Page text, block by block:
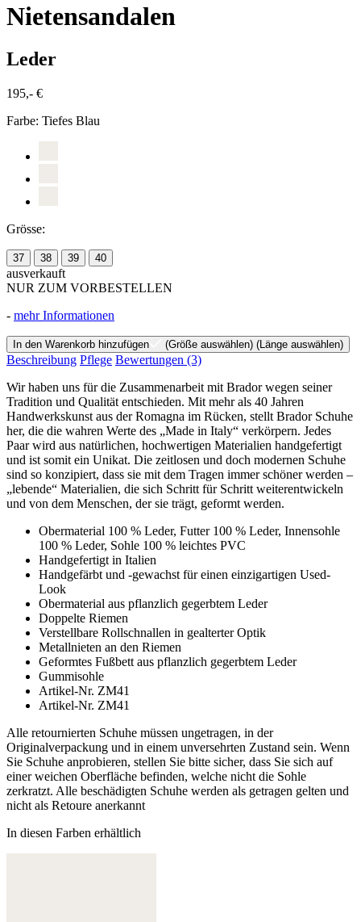
Nietensandalen
Leder
195,- €
Farbe: Tiefes Blau
Grösse:
37 38 39 40
ausverkauft
NUR ZUM VORBESTELLEN
- mehr Informationen
In den Warenkorb hinzufügen (Größe auswählen) (Länge auswählen)
Beschreibung Pflege Bewertungen (3)
Wir haben uns für die Zusammenarbeit mit Brador wegen seiner
Tradition und Qualität entschieden. Mit mehr als 40 Jahren
Handwerkskunst aus der Romagna im Rücken, stellt Brador Schuhe
her, die die wahren Werte des „Made in Italy“ verkörpern. Jedes
Paar wird aus natürlichen, hochwertigen Materialien handgefertigt
und ist somit ein Unikat. Die zeitlosen und doch modernen Schuhe
sind so konzipiert, dass sie mit dem Tragen immer schöner werden –
„lebende“ Materialien, die sich Schritt für Schritt weiterentwickeln
und von dem Menschen, der sie trägt, geformt werden.
Obermaterial 100 % Leder, Futter 100 % Leder, Innensohle
100 % Leder, Sohle 100 % leichtes PVC
Handgefertigt in Italien
Handgefärbt und -gewachst für einen einzigartigen Used-
Look
Obermaterial aus pflanzlich gegerbtem Leder
Doppelte Riemen
Verstellbare Rollschnallen in gealterter Optik
Metallnieten an den Riemen
Geformtes Fußbett aus pflanzlich gegerbtem Leder
Gummisohle
Artikel-Nr. ZM41
Artikel-Nr. ZM41
Alle retournierten Schuhe müssen ungetragen, in der
Originalverpackung und in einem unversehrten Zustand sein. Wenn
Sie Schuhe anprobieren, stellen Sie bitte sicher, dass Sie sich auf
einer weichen Oberfläche befinden, welche nicht die Sohle
zerkratzt. Alle beschädigten Schuhe werden als getragen gelten und
nicht als Retoure anerkannt
In diesen Farben erhältlich